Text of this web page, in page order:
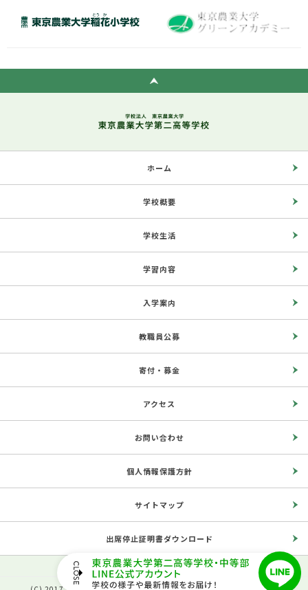
ホーム
学校概要
学校生活
学習内容
入学案内
教職員公募
寄付・募金
アクセス
お問い合わせ
個人情報保護方針
サイトマップ
出席停止証明書ダウンロード